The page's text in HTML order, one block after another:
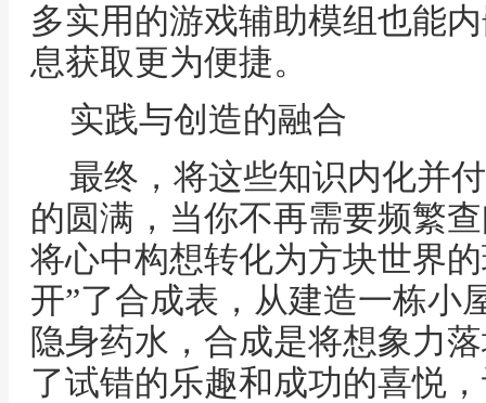
多实用的游戏辅助模组也能
息获取更为便捷。
实践与创造的融合
最终，将这些知识内化并
的圆满，当你不再需要频繁
将心中构想转化为方块世界
开”了合成表，从建造一栋小
隐身药水，合成是将想象力
了试错的乐趣和成功的喜悦